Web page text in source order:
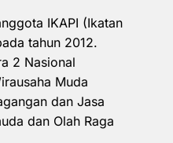
IKAPI (Ikatan
tahun 2012.
2 Nasional
Muda
dan Jasa
dan Olah Raga